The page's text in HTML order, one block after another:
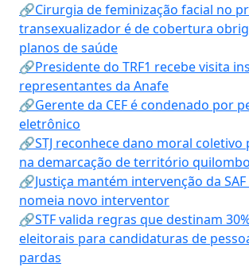
🔗Cirurgia de feminização facial no
transexualizador é de cobertura
planos de saúde
🔗Presidente do TRF1 recebe visita
representantes da Anafe
🔗Gerente da CEF é condenado por
eletrônico
🔗STJ reconhece dano moral coletivo
na demarcação de território
🔗Justiça mantém intervenção da
nomeia novo interventor
🔗STF valida regras que destinam
eleitorais para candidaturas de
pardas